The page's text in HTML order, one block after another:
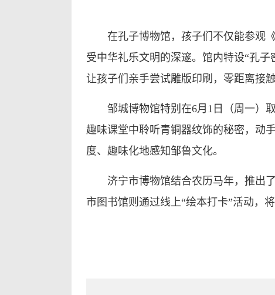
在孔子博物馆，孩子们不仅能参观
受中华礼乐文明的深邃。馆内特设“孔
让孩子们亲手尝试雕版印刷，零距离接触
邹城博物馆特别在6月1日（周一）
趣味课堂中聆听青铜器纹饰的秘密，动
度、趣味化地感知邹鲁文化。
济宁市博物馆结合农历马年，推出
市图书馆则通过线上“绘本打卡”活动，